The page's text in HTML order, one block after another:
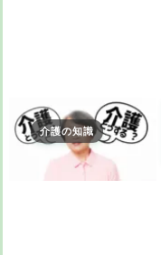
介護の知識